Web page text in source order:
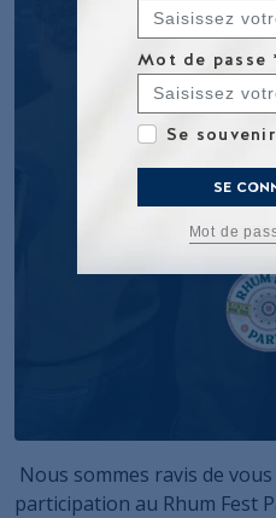
Nous sommes ravis de
participation au Rhum Fest
Mot de passe
Se
SE
Mot de